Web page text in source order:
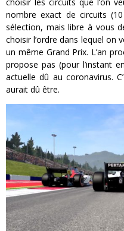
choisir les circuits que l’on
nombre exact de circuits
sélection, mais libre à vous
choisir l’ordre dans lequel on
un même Grand Prix. L’an
propose pas (pour l’instant
actuelle dû au coronavirus.
aurait dû être.